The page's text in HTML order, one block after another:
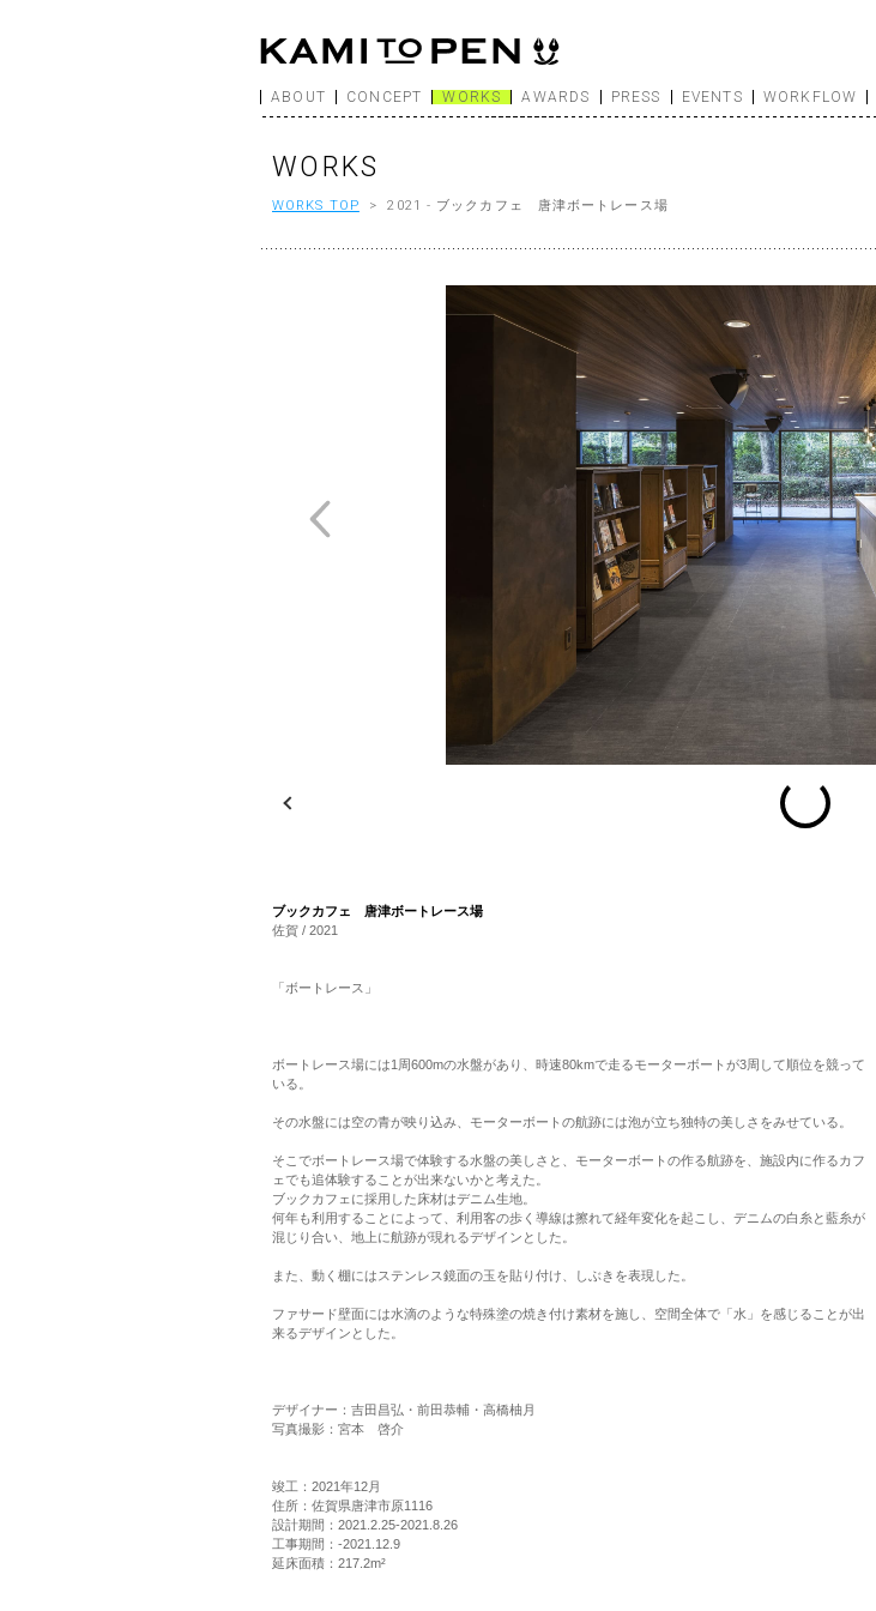
ABOUT CONCEPT WORKS AWARDS PRESS EVENTS WORKFLOW
WORKS
WORKS TOP > 2021 - ブックカフェ 唐津ボートレース場
Previous
ブックカフェ 唐津ボートレース場
佐賀 / 2021
「ボートレース」
ボートレース場には1周600mの水盤があり、時速80kmで走るモーターボートが3周して順位を競って
いる。
その水盤には空の青が映り込み、モーターボートの航跡には泡が立ち独特の美しさをみせている。
そこでボートレース場で体験する水盤の美しさと、モーターボートの作る航跡を、施設内に作るカフ
ェでも追体験することが出来ないかと考えた。
ブックカフェに採用した床材はデニム生地。
何年も利用することによって、利用客の歩く導線は擦れて経年変化を起こし、デニムの白糸と藍糸が
混じり合い、地上に航跡が現れるデザインとした。
また、動く棚にはステンレス鏡面の玉を貼り付け、しぶきを表現した。
ファサード壁面には水滴のような特殊塗の焼き付け素材を施し、空間全体で「水」を感じることが出
来るデザインとした。
デザイナー：吉田昌弘・前田恭輔・高橋柚月
写真撮影：宮本 啓介
竣工：2021年12月
住所：佐賀県唐津市原1116
設計期間：2021.2.25-2021.8.26
工事期間：-2021.12.9
延床面積：217.2m²